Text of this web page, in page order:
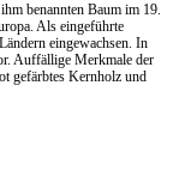
benannten Baum im 19.
Als eingeführte
eingewachsen. In
Auffällige Merkmale der
gefärbtes Kernholz und